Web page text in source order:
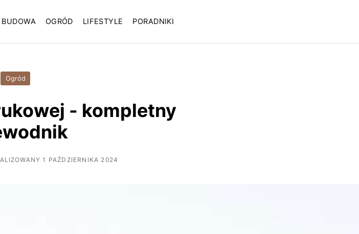
BUDOWA OGRÓD LIFESTYLE PORADNIKI
Ogród
- kompletny
1 PAŹDZIERNIKA 2024